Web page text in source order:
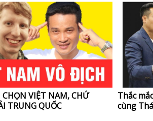
CHỌN VIỆT NAM, CHỨ
TRUNG QUỐC
Thắc
cùng